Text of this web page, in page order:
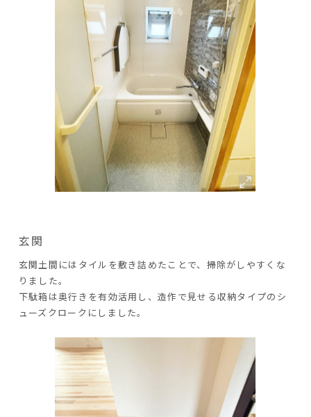
玄関
玄関土間にはタイルを敷き詰めたことで、掃除がしやすくな
りました。
下駄箱は奥行きを有効活用し、造作で見せる収納タイプのシ
ューズクロークにしました。